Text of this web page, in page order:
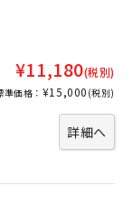
¥11,180(税別)
準価格： ¥15,000 (税別)
詳細へ